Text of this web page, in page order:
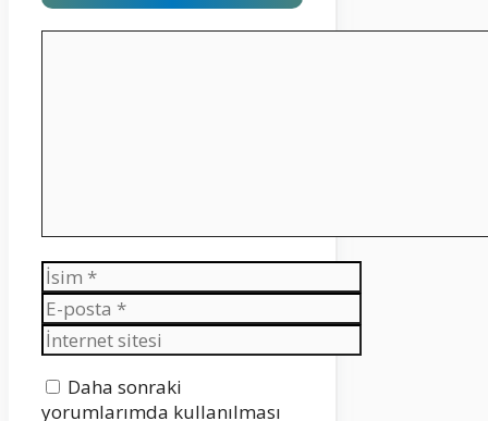
İsim
E-
posta
İnternet
sitesi
Daha sonraki
yorumlarımda kullanılması